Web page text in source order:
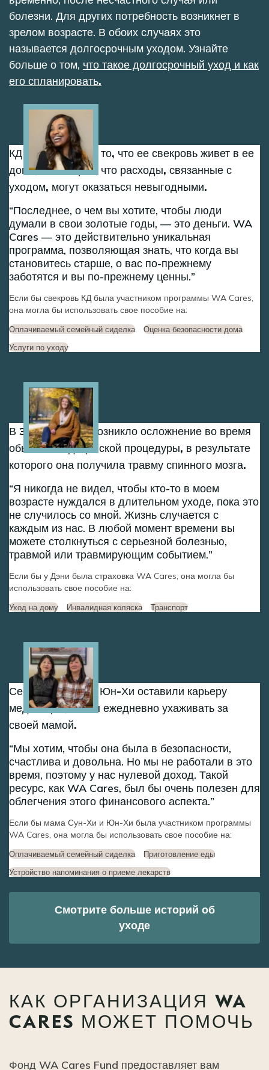
болезни. Для других потребность возникнет в
зрелом возрасте. В обоих случаях это
называется долгосрочным уходом. Узнайте
больше о том, что такое долгосрочный уход и как
его спланировать.
КД благодарна за то, что ее свекровь живет в ее
доме, но говорит, что расходы, связанные с
уходом, могут оказаться невыгодными.
Последнее, о чем вы хотите, чтобы люди
думали в свои золотые годы, — это деньги. WA
Cares — это действительно уникальная
программа, позволяющая знать, что когда вы
становитесь старше, о вас по-прежнему
заботятся и вы по-прежнему ценны.
Если бы свекровь КД была участником программы WA Cares,
она могла бы использовать свое пособие на:
Оплачиваемый семейный сиделка
Оценка безопасности дома
Услуги по уходу
Image
В 30 лет у Дэни возникло осложнение во время
обычной медицинской процедуры, в результате
которого она получила травму спинного мозга.
Я никогда не видел, чтобы кто-то в моем
возрасте нуждался в длительном уходе, пока это
не случилось со мной. Жизнь случается с
каждым из нас. В любой момент времени вы
можете столкнуться с серьезной болезнью,
травмой или травмирующим событием.
Если бы у Дэни была страховка WA Cares, она могла бы
использовать свое пособие на:
Уход на дому Инвалидная коляска Транспорт
Image
Сестры Сон-Хи и Юн-Хи оставили карьеру
медсестры, чтобы ежедневно ухаживать за
своей мамой.
Мы хотим, чтобы она была в безопасности,
счастлива и довольна. Но мы не работали в это
время, поэтому у нас нулевой доход. Такой
ресурс, как WA Cares, был бы очень полезен для
облегчения этого финансового аспекта.
Если бы мама Сун-Хи и Юн-Хи была участником программы
WA Cares, она могла бы использовать свое пособие на:
Оплачиваемый семейный сиделка
Приготовление еды
Устройство напоминания о приеме лекарств
Image
Смотрите больше историй об
уходе
КАК ОРГАНИЗАЦИЯ WA
CARES МОЖЕТ ПОМОЧЬ
Фонд WA Cares Fund предоставляет вам